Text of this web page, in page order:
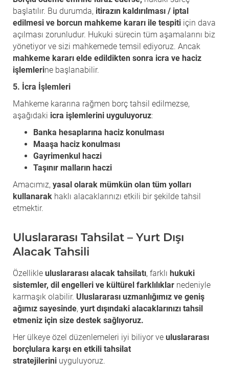
başlatılır. Bu durumda, itirazın kaldırılması / iptal
edilmesi ve borcun mahkeme kararı ile tespiti için dava
açılması zorunludur. Hukuki sürecin tüm aşamalarını biz
yönetiyor ve sizi mahkemede temsil ediyoruz. Ancak
mahkeme kararı elde edildikten sonra icra ve haciz
işlemlerine başlanabilir.
5. İcra İşlemleri
Mahkeme kararına rağmen borç tahsil edilmezse,
aşağıdaki icra işlemlerini uyguluyoruz:
Banka hesaplarına haciz konulması
Maaşa haciz konulması
Gayrimenkul haczi
Taşınır malların haczi
Amacımız, yasal olarak mümkün olan tüm yolları
kullanarak haklı alacaklarınızı etkili bir şekilde tahsil
etmektir.
Uluslararası Tahsilat – Yurt Dışı
Alacak Tahsili
Özellikle uluslararası alacak tahsilatı, farklı hukuki
sistemler, dil engelleri ve kültürel farklılıklar nedeniyle
karmaşık olabilir. Uluslararası uzmanlığımız ve geniş
ağımız sayesinde, yurt dışındaki alacaklarınızı tahsil
etmeniz için size destek sağlıyoruz.
Her ülkeye özel düzenlemeleri iyi biliyor ve uluslararası
borçlulara karşı en etkili tahsilat
stratejilerini uyguluyoruz.